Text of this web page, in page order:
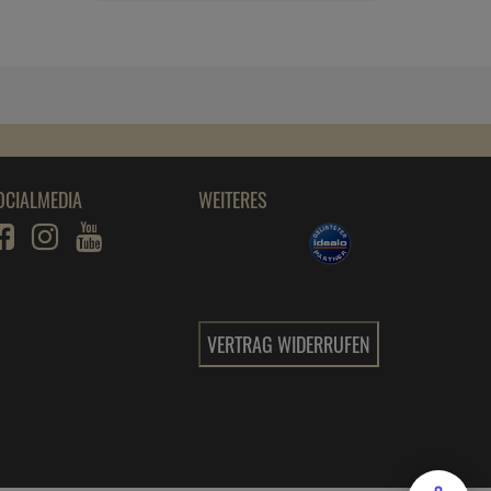
WEITERES
VERTRAG WIDERRUFEN